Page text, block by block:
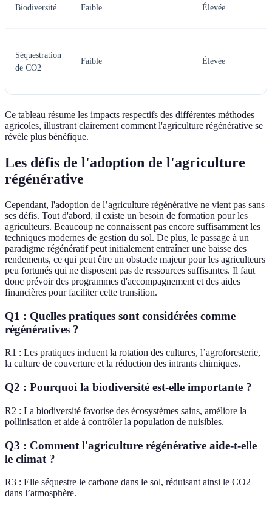
Biodiversité Faible Élevée
Séquestration
de CO2
Faible Élevée
Ce tableau résume les impacts respectifs des différentes méthodes
agricoles, illustrant clairement comment l'agriculture régénérative se
révèle plus bénéfique.
Les défis de l'adoption de l'agriculture
régénérative
Cependant, l'adoption de l’agriculture régénérative ne vient pas sans
ses défis. Tout d'abord, il existe un besoin de formation pour les
agriculteurs. Beaucoup ne connaissent pas encore suffisamment les
techniques modernes de gestion du sol. De plus, le passage à un
paradigme régénératif peut initialement entraîner une baisse des
rendements, ce qui peut être un obstacle majeur pour les agriculteurs
peu fortunés qui ne disposent pas de ressources suffisantes. Il faut
donc prévoir des programmes d'accompagnement et des aides
financières pour faciliter cette transition.
Q1 : Quelles pratiques sont considérées comme
régénératives ?
R1 : Les pratiques incluent la rotation des cultures, l’agroforesterie,
la culture de couverture et la réduction des intrants chimiques.
Q2 : Pourquoi la biodiversité est-elle importante ?
R2 : La biodiversité favorise des écosystèmes sains, améliore la
pollinisation et aide à contrôler la population de nuisibles.
Q3 : Comment l'agriculture régénérative aide-t-elle
le climat ?
R3 : Elle séquestre le carbone dans le sol, réduisant ainsi le CO2
dans l’atmosphère.